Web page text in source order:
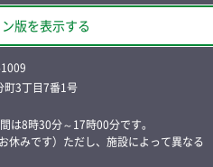
版を表示する
3丁目7番1号
は8時30分～17時00分です。
休みです）ただし、施設によって異なる